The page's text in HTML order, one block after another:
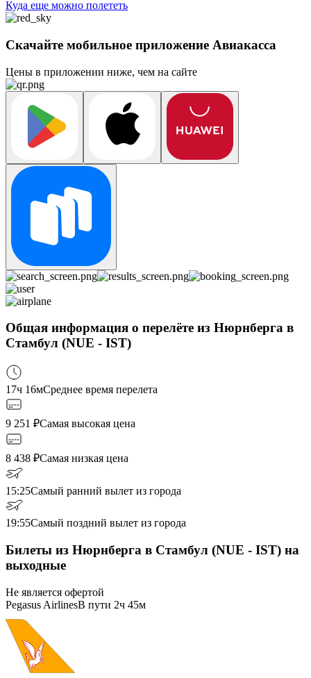
Куда еще можно полететь
Скачайте мобильное приложение Авиакасса
Цены в приложении ниже, чем на сайте
Общая информация о перелёте из Нюрнберга в
Стамбул (NUE - IST)
17ч 16мСреднее время перелета
9 251 ₽Самая высокая цена
8 438 ₽Самая низкая цена
15:25Самый ранний вылет из города
19:55Самый поздний вылет из города
Билеты из Нюрнберга в Стамбул (NUE - IST) на
выходные
Не является офертой
Pegasus AirlinesВ пути 2ч 45м